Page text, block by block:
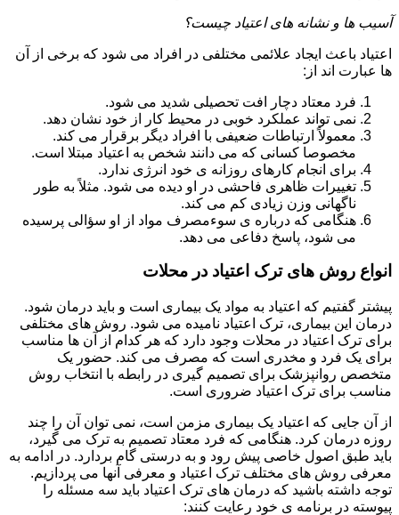
آسیب ها و نشانه های اعتیاد چیست؟
اعتیاد باعث ایجاد علائمی مختلفی در افراد می شود که برخی از آن
ها عبارت اند از:
فرد معتاد دچار افت تحصیلی شدید می شود.
نمی تواند عملکرد خوبی در محیط کار از خود نشان دهد.
معمولاً ارتباطات ضعیفی با افراد دیگر برقرار می کند.
مخصوصا کسانی که می دانند شخص به اعتیاد مبتلا است.
برای انجام کارهای روزانه ی خود انرژی ندارد.
تغییرات ظاهری فاحشی در او دیده می شود. مثلاً به طور
ناگهانی وزن زیادی کم می کند.
هنگامی که درباره ی سوءمصرف مواد از او سؤالی پرسیده
می شود، پاسخ دفاعی می دهد.
انواع روش های ترک اعتیاد در محلات
پیشتر گفتیم که اعتیاد به مواد یک بیماری است و باید درمان شود.
درمان این بیماری، ترک اعتیاد نامیده می شود. روش های مختلفی
برای ترک اعتیاد در محلات وجود دارد که هر کدام از آن ها مناسب
برای یک فرد و مخدری است که مصرف می کند. حضور یک
متخصص روانپزشک برای تصمیم گیری در رابطه با انتخاب روش
مناسب برای ترک اعتیاد ضروری است.
از آن جایی که اعتیاد یک بیماری مزمن است، نمی توان آن را چند
روزه درمان کرد. هنگامی که فرد معتاد تصمیم به ترک می گیرد،
باید طبق اصول خاصی پیش رود و به درستی گام بردارد. در ادامه به
معرفی روش های مختلف ترک اعتیاد و معرفی آنها می پردازیم.
توجه داشته باشید که درمان های ترک اعتیاد باید سه مسئله را
پیوسته در برنامه ی خود رعایت کنند: